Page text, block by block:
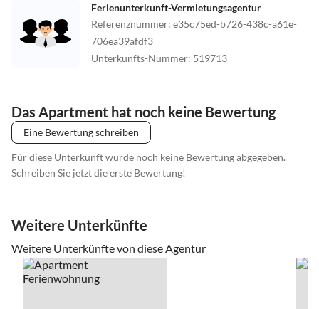
Ferienunterkunft-Vermietungsagentur
Referenznummer: e35c75ed-b726-438c-a61e-
706ea39afdf3
Unterkunfts-Nummer: 519713
Das Apartment hat noch keine Bewertung
Eine Bewertung schreiben
Für diese Unterkunft wurde noch keine Bewertung abgegeben.
Schreiben Sie jetzt die erste Bewertung!
Weitere Unterkünfte
Weitere Unterkünfte von diese Agentur